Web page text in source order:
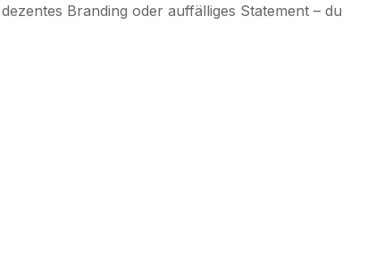
Branding oder auffälliges Statement – du